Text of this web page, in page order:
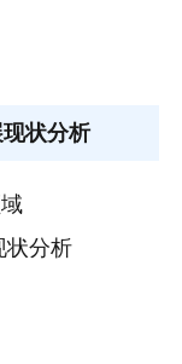
状分析
状分析